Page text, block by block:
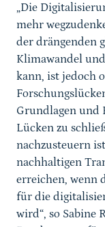
„Die
mehr
der drängenden
Klimawandel
kann, ist jedoch
Grundlagen und
Lücken zu
nachzusteuern
nachhaltigen
erreichen, wenn
für die
wird“, so Sabine